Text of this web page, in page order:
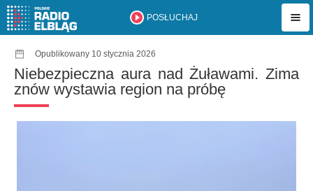
POSŁUCHAJ
Opublikowany 10 stycznia 2026
Niebezpieczna aura nad Żuławami. Zima
znów wystawia region na próbę